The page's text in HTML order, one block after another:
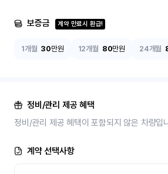
보증금 계약 만료시 환급!
1개월 30만원 12개월 80만원 24개월
정비/관리 제공 혜택
정비/관리 제공 혜택이 포함되지 않은 차량입
계약 선택사항